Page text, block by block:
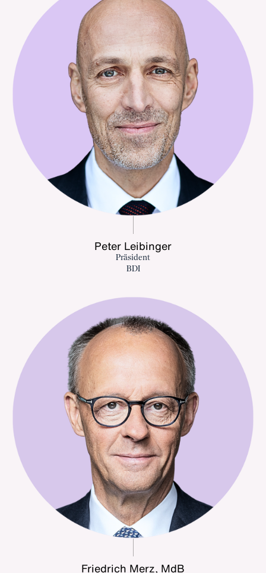
Peter Leibinger
Präsident
BDI
Friedrich Merz, MdB